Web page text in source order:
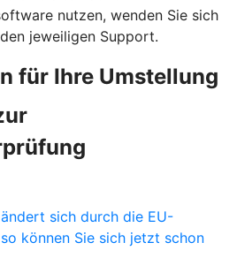
nutzen, wenden Sie sich
jeweiligen Support.
für Ihre Umstellung
sich durch die EU-
können Sie sich jetzt schon